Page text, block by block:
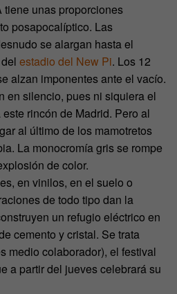
unas proporciones
posapocalíptico. Las
se alargan hasta el
estadio del New Pi. Los 12
alzan imponentes ante el vacío.
en silencio, pues ni siquiera el
rincón de Madrid. Pero al
al último de los mamotretos
La monocromía gris se rompe
de color.
en vinilos, en el suelo o
de todo tipo dan la
un refugio eléctrico en
cemento y cristal. Se trata
medio colaborador), el festival
a partir del jueves celebrará su